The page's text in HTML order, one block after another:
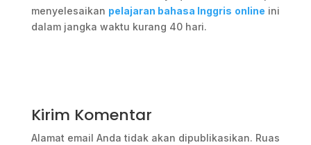
menyelesaikan pelajaran bahasa Inggris online ini
dalam jangka waktu kurang 40 hari.
Kirim Komentar
Alamat email Anda tidak akan dipublikasikan. Ruas